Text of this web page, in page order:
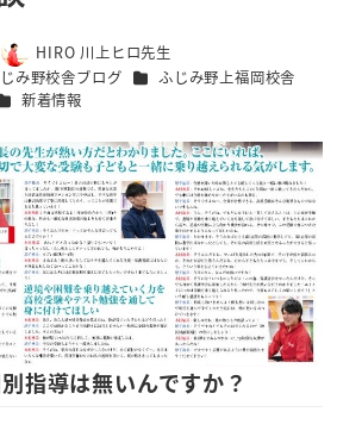
著
者
HIRO 川上ヒロ先生
み野校舎ブログ カテゴリー
ふじみ野上福岡校舎
テゴリー
新着情報
指導は無いんですか？